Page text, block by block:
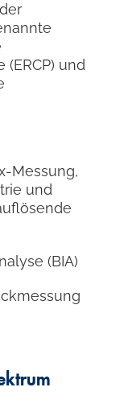
und
Messung,
und
(BIA)